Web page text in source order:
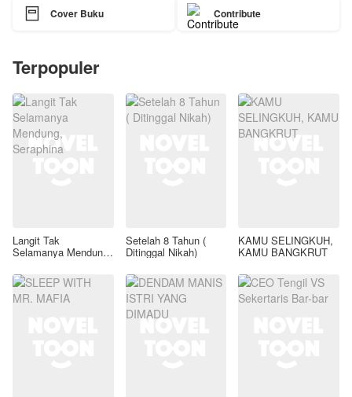
 Cover Buku Contribute
Terpopuler
Langit Tak
Selamanya Mendung,
Setelah 8 Tahun (
Ditinggal Nikah)
KAMU SELINGKUH,
KAMU BANGKRUT